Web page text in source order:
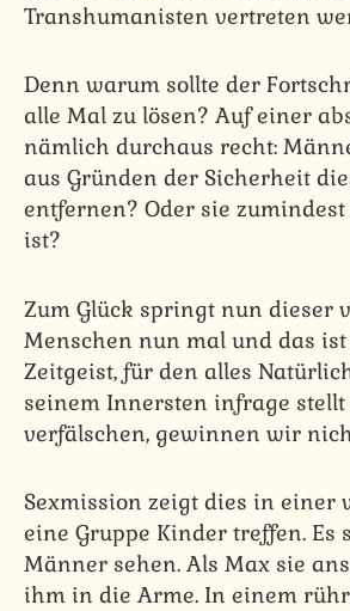
Transhumanisten vertreten
Denn warum sollte der
alle Mal zu lösen? Auf einer
nämlich durchaus recht:
aus Gründen der Sicherheit
entfernen? Oder sie
ist?
Zum Glück springt nun dieser
Menschen nun mal und das
Zeitgeist, für den alles
seinem Innersten infrage
verfälschen, gewinnen wir
Sexmission zeigt dies in einer
eine Gruppe Kinder treffen.
Männer sehen. Als Max sie
ihm in die Arme. In einem